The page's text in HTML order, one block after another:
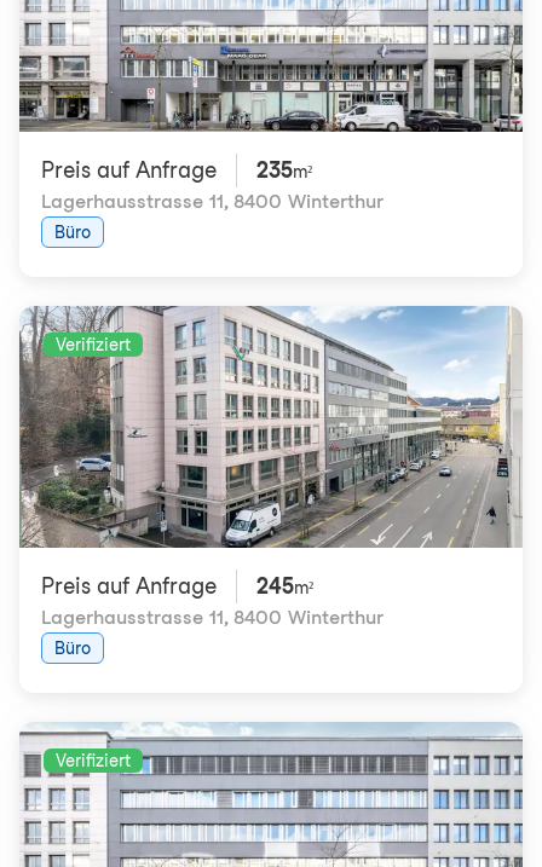
Preis auf Anfrage 235m²
Lagerhausstrasse 11, 8400 Winterthur
Büro
Verifiziert
Preis auf Anfrage 245m²
Lagerhausstrasse 11, 8400 Winterthur
Büro
Verifiziert